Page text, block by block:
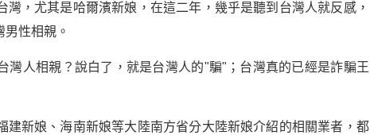
，尤其是哈爾濱新娘，在這二年，幾乎是聽到台灣人就反感，
性相親。
灣人相親？說白了，就是台灣人的"騙"；台灣真的已經是詐騙王
建新娘、海南新娘等大陸南方省分大陸新娘介紹的相關業者，都